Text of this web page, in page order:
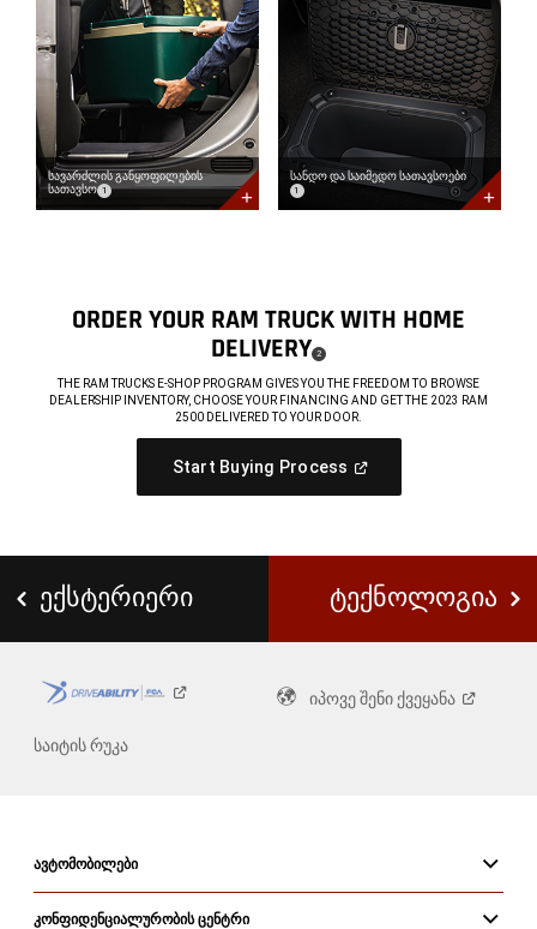
განყოფილების
სათავსო<span
data-
component='DisclosureBubble'
title='ხელმისაწვდომია
მხოლოდ
Crew
Cab
მოდელებისთვის'>
</span>
Learn
More
Available
Under-
სავარძლის განყოფილების
სათავსო
(
Disclosure
1
)
და
საიმედო
სათავსოები<span
data-
component='DisclosureBubble'
title='ხელმისაწვდომია
მხოლოდ
Crew
Cab
მოდელებისთვის'>
</span>
Learn
More
Ram
Bins
სანდო და საიმედო სათავსოები
(
Disclosure
1
)
ORDER YOUR RAM TRUCK WITH HOME
DELIVERY ( DISCLOSURE
2)
THE RAM TRUCKS E-SHOP PROGRAM GIVES YOU THE FREEDOM TO BROWSE
DEALERSHIP INVENTORY, CHOOSE YOUR FINANCING AND GET THE 2023 RAM
2500 DELIVERED TO YOUR DOOR.
Start Buying Process Open
ᲔᲥᲡᲢᲔᲠᲘᲔᲠᲘ ᲢᲔᲥᲜᲝᲚᲝᲒᲘᲐ
იპოვე შენი ქვეყანა
საიტის რუკა
ᲐᲕᲢᲝᲛᲝᲑᲘᲚᲔᲑᲘ
ᲙᲝᲜᲤᲘᲓᲔᲜᲪᲘᲐᲚᲣᲠᲝᲑᲘᲡ ᲪᲔᲜᲢᲠᲘ